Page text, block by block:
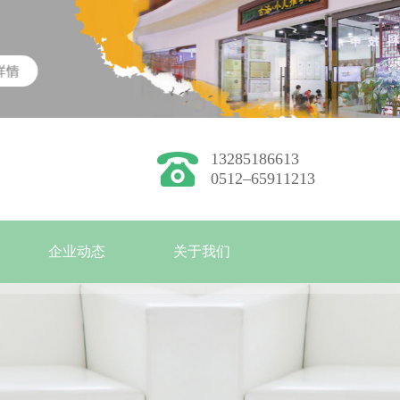
13285186613
0512–65911213
企业动态 关于我们